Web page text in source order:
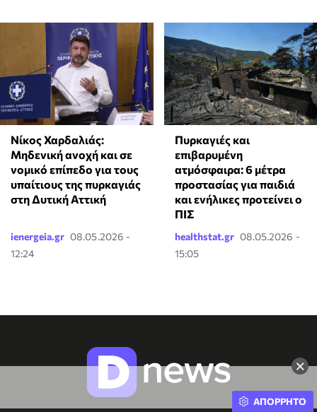
×
Νίκος Χαρδαλιάς:
Μηδενική ανοχή και σε
νομικό επίπεδο για τους
υπαίτιους της πυρκαγιάς
στη Δυτική Αττική
ienergeia.gr 08.05.2026 -
12:24
Πυρκαγιές και
επιβαρυμένη
ατμόσφαιρα: 6 μέτρα
προστασίας για παιδιά
και ενήλικες προτείνει ο
ΠΙΣ
healthstat.gr 08.05.2026 -
15:05
ΑΠΟΡΡΗΤΟ